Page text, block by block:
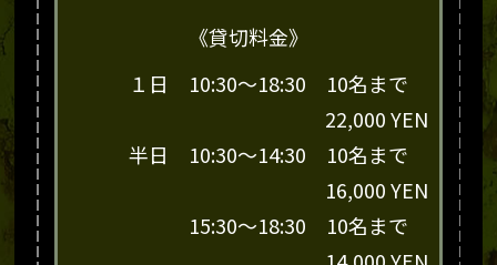
《貸切料金》
１日 10:30～18:30 10名まで
22,000 YEN
半日 10:30～14:30 10名まで
16,000 YEN
15:30～18:30 10名まで